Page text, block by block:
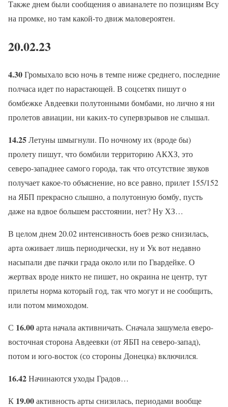
Также днем были сообщения о авианалете по позициям Всу
на промке, но там какой-то движ маловероятен.
20.02.23
4.30Громыхало всю ночь в темпе ниже среднего, последние
полчаса идет по нарастающей. В соцсетях пишут о
бомбежке Авдеевки полутонными бомбами, но лично я ни
пролетов авиации, ни каких-то супервзрывов не слышал.
14.25Летуны шмыгнули. По ночному их (вроде бы)
пролету пишут, что бомбили территорию АКХЗ, это
северо-западнее самого города, так что отсутствие звуков
получает какое-то объяснение, но все равно, прилет 155/152
на ЯБП прекрасно слышно, а полутонную бомбу, пусть
даже на вдвое большем расстоянии, нет? Ну ХЗ…
В целом днем 20.02 интенсивность боев резко снизилась,
арта оживает лишь периодически, ну и Ук вот недавно
насыпали две пачки града около или по Гвардейке. О
жертвах вроде никто не пишет, но окраина не центр, тут
прилеты норма который год, так что могут и не сообщить,
или потом мимоходом.
С 16.00арта начала активничать. Сначала зашумела еверо-
восточная сторона Авдеевки (от ЯБП на северо-запад),
потом и юго-восток (со стороны Донецка) включился.
16.42Начинаются уходы Градов…
К 19.00активность арты снизилась, периодами вообще